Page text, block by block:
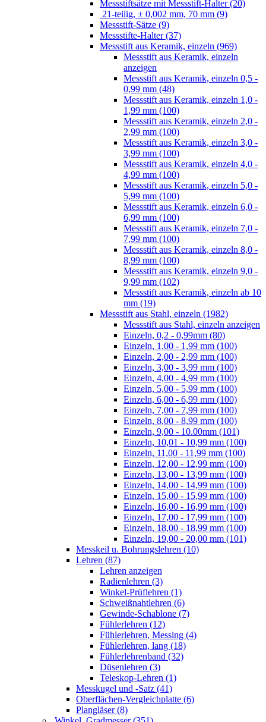
Messstiftsätze mit Messstift-Halter (20)
21-teilig, ± 0,002 mm, 70 mm (9)
Messstift-Sätze (9)
Messstifte-Halter (37)
Messstift aus Keramik, einzeln (969)
Messstift aus Keramik, einzeln
anzeigen
Messstift aus Keramik, einzeln 0,5 -
0,99 mm (48)
Messstift aus Keramik, einzeln 1,0 -
1,99 mm (100)
Messstift aus Keramik, einzeln 2,0 -
2,99 mm (100)
Messstift aus Keramik, einzeln 3,0 -
3,99 mm (100)
Messstift aus Keramik, einzeln 4,0 -
4,99 mm (100)
Messstift aus Keramik, einzeln 5,0 -
5,99 mm (100)
Messstift aus Keramik, einzeln 6,0 -
6,99 mm (100)
Messstift aus Keramik, einzeln 7,0 -
7,99 mm (100)
Messstift aus Keramik, einzeln 8,0 -
8,99 mm (100)
Messstift aus Keramik, einzeln 9,0 -
9,99 mm (102)
Messstift aus Keramik, einzeln ab 10
mm (19)
Messstift aus Stahl, einzeln (1982)
Messstift aus Stahl, einzeln anzeigen
Einzeln, 0,2 - 0,99mm (80)
Einzeln, 1,00 - 1,99 mm (100)
Einzeln, 2,00 - 2,99 mm (100)
Einzeln, 3,00 - 3,99 mm (100)
Einzeln, 4,00 - 4,99 mm (100)
Einzeln, 5,00 - 5,99 mm (100)
Einzeln, 6,00 - 6,99 mm (100)
Einzeln, 7,00 - 7,99 mm (100)
Einzeln, 8,00 - 8,99 mm (100)
Einzeln, 9,00 - 10.00mm (101)
Einzeln, 10,01 - 10,99 mm (100)
Einzeln, 11,00 - 11,99 mm (100)
Einzeln, 12,00 - 12,99 mm (100)
Einzeln, 13,00 - 13,99 mm (100)
Einzeln, 14,00 - 14,99 mm (100)
Einzeln, 15,00 - 15,99 mm (100)
Einzeln, 16,00 - 16,99 mm (100)
Einzeln, 17,00 - 17,99 mm (100)
Einzeln, 18,00 - 18,99 mm (100)
Einzeln, 19,00 - 20,00 mm (101)
Messkeil u. Bohrungslehren (10)
Lehren (87)
Lehren anzeigen
Radienlehren (3)
Winkel-Prüflehren (1)
Schweißnahtlehren (6)
Gewinde-Schablone (7)
Fühlerlehren (12)
Fühlerlehren, Messing (4)
Fühlerlehren, lang (18)
Fühlerlehrenband (32)
Düsenlehren (3)
Teleskop-Lehren (1)
Messkugel und -Satz (41)
Oberflächen-Vergleichplatte (6)
Plangläser (8)